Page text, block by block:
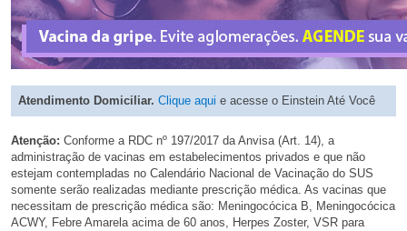
Atendimento Domiciliar. Clique aqui e acesse o Einstein Até Você
Atenção: Conforme a RDC nº 197/2017 da Anvisa (Art. 14), a
administração de vacinas em estabelecimentos privados e que não
estejam contempladas no Calendário Nacional de Vacinação do SUS
somente serão realizadas mediante prescrição médica. As vacinas que
necessitam de prescrição médica são: Meningocócica B, Meningocócica
ACWY, Febre Amarela acima de 60 anos, Herpes Zoster, VSR para